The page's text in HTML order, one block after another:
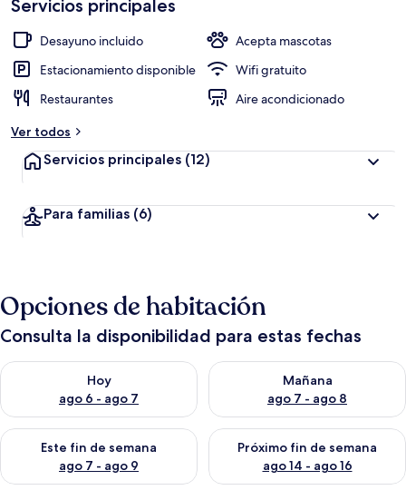
Servicios principales
Desayuno incluido
Acepta mascotas
Estacionamiento disponible
Wifi gratuito
Restaurantes
Aire acondicionado
Ver todos
Servicios principales (12)
Para familias (6)
Opciones de habitación
Consulta la disponibilidad para estas fechas
Hoy
ago 6 - ago 7
Consulta la disponibilidad para hoy ago 6 - ago 7
Mañana
ago 7 - ago 8
Consulta la disponibilidad
Este fin de semana
ago 7 - ago 9
Consulta la disponibilidad para este fin de semana ago 7 -
Próximo fin de semana
ago 14 - ago 16
Consulta la disponibilidad